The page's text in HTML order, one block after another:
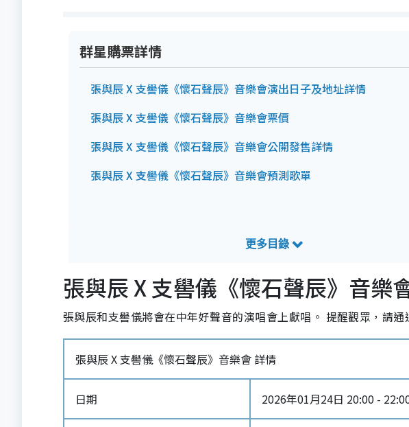
群星購票詳情
張與辰 X 支嚳儀《懷石聲辰》音樂會演出日子及地址詳情
張與辰 X 支嚳儀《懷石聲辰》音樂會票價
張與辰 X 支嚳儀《懷石聲辰》音樂會公開發售詳情
張與辰 X 支嚳儀《懷石聲辰》音樂會預測歌單
張與辰 X 支嚳儀《懷石聲辰》音樂
張與辰和支嚳儀將會在中年好聲音的演唱會上獻唱。 提醒觀眾，請通
張與辰 X 支嚳儀《懷石聲辰》音樂會 詳情
日期 2026年01月24日 20:00 -